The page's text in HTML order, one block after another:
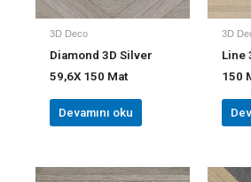
3D Deco
Diamond 3D Silver
59,6X 150 Mat
Devamını oku
3D
Line
150